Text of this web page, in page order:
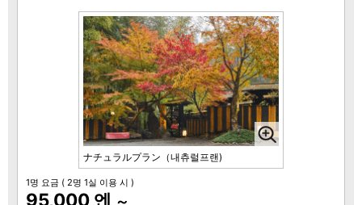
ナチュラルプラン（내츄럴프랜)
1명 요금 ( 2명 1실 이용 시 )
95,000 엔 ～